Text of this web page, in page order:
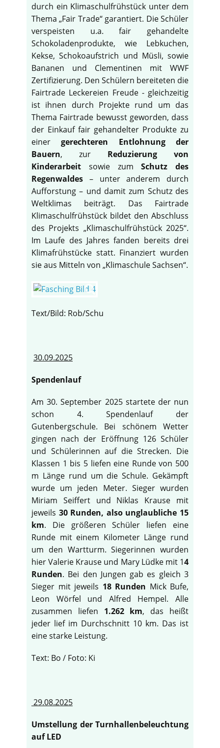
durch ein Klimaschulfrühstück unter dem
Thema „Fair Trade“ garantiert. Die Schüler
verspeisten u.a. fair gehandelte
Schokoladenprodukte, wie Lebkuchen,
Kekse, Schokoaufstrich und Müsli, sowie
Bananen und Clementinen mit WWF
Zertifizierung. Den Schülern bereiteten die
Fairtrade Leckereien Freude - gleichzeitig
ist ihnen durch Projekte rund um das
Thema Fairtrade bewusst geworden, dass
der Einkauf fair gehandelter Produkte zu
einergerechteren Entlohnung der
Bauern, zur Reduzierung von
Kinderarbeit sowie zumSchutz des
Regenwaldes – unter anderem durch
Aufforstung – und damit zum Schutz des
Weltklimas beiträgt. Das Fairtrade
Klimaschulfrühstück bildet den Abschluss
des Projekts „Klimaschulfrühstück 2025“.
Im Laufe des Jahres fanden bereits drei
Klimafrühstücke statt. Finanziert wurden
sie aus Mitteln von „Klimaschule Sachsen“.
Text/Bild: Rob/Schu
30.09.2025
Spendenlauf
Am 30. September 2025 startete der nun
schon 4. Spendenlauf der
Gutenbergschule. Bei schönem Wetter
gingen nach der Eröffnung 126 Schüler
und Schülerinnen auf die Strecken. Die
Klassen 1 bis 5 liefen eine Runde von 500
m Länge rund um die Schule. Gekämpft
wurde um jeden Meter. Sieger wurden
Miriam Seiffert und Niklas Krause mit
jeweils 30 Runden, also unglaubliche 15
km. Die größeren Schüler liefen eine
Runde mit einem Kilometer Länge rund
um den Wartturm. Siegerinnen wurden
hier Valerie Krause und Mary Lüdke mit 14
Runden. Bei den Jungen gab es gleich 3
Sieger mit jeweils 18 Runden Mick Bufe,
Leon Wörfel und Alfred Hempel. Alle
zusammen liefen 1.262 km, das heißt
jeder lief im Durchschnitt 10 km. Das ist
eine starke Leistung.
Text: Bo / Foto: Ki
29.08.2025
Umstellung der Turnhallenbeleuchtung
auf LED